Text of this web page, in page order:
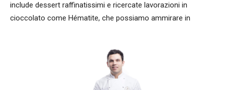
include dessert raffinatissimi e ricercate lavorazioni in
cioccolato come Hématite, che possiamo ammirare in